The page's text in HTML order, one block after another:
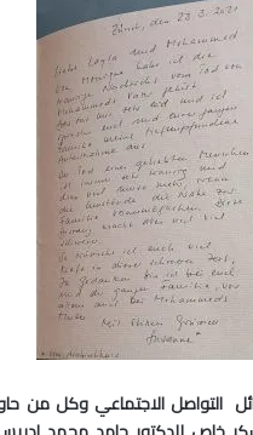
التواصل الاجتماعي وكل من